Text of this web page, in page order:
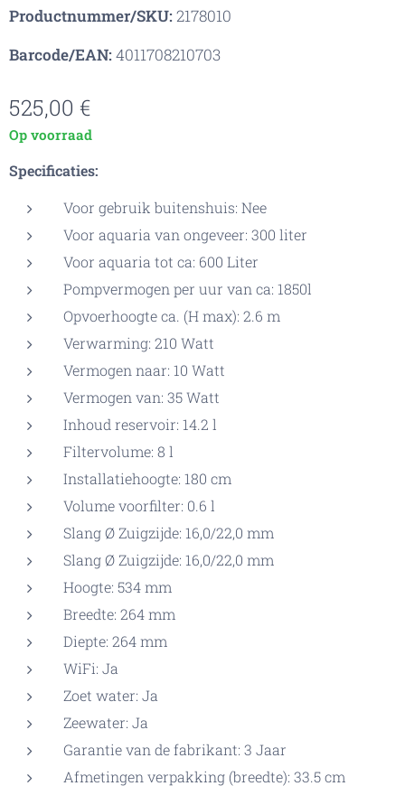
Productnummer/SKU:2178010
Barcode/EAN:4011708210703
525,00 €
Op voorraad
Specificaties:
Voor gebruik buitenshuis: Nee
Voor aquaria van ongeveer: 300 liter
Voor aquaria tot ca: 600 Liter
Pompvermogen per uur van ca: 1850l
Opvoerhoogte ca. (H max): 2.6 m
Verwarming: 210 Watt
Vermogen naar: 10 Watt
Vermogen van: 35 Watt
Inhoud reservoir: 14.2 l
Filtervolume: 8 l
Installatiehoogte: 180 cm
Volume voorfilter: 0.6 l
Slang Ø Zuigzijde: 16,0/22,0 mm
Slang Ø Zuigzijde: 16,0/22,0 mm
Hoogte: 534 mm
Breedte: 264 mm
Diepte: 264 mm
WiFi: Ja
Zoet water: Ja
Zeewater: Ja
Garantie van de fabrikant: 3 Jaar
Afmetingen verpakking (breedte): 33.5 cm